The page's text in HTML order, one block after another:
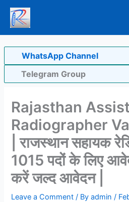
Skip
content
WhatsApp Channel
Telegram Group
Rajasthan
Radiographer
| राजस्थान सहायक
1015 पदों के लिए
करें जल्द आवेदन |
Leave a Comment / Byadmin/